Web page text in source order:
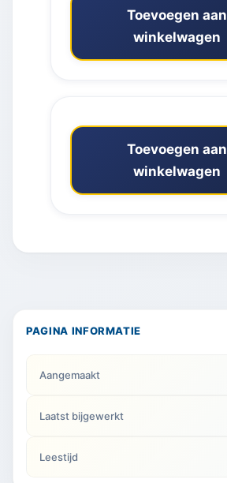
Toevoegen aan
winkelwagen
Toevoegen aan
winkelwagen
PAGINA INFORMATIE
Aangemaakt
Laatst bijgewerkt
Leestijd